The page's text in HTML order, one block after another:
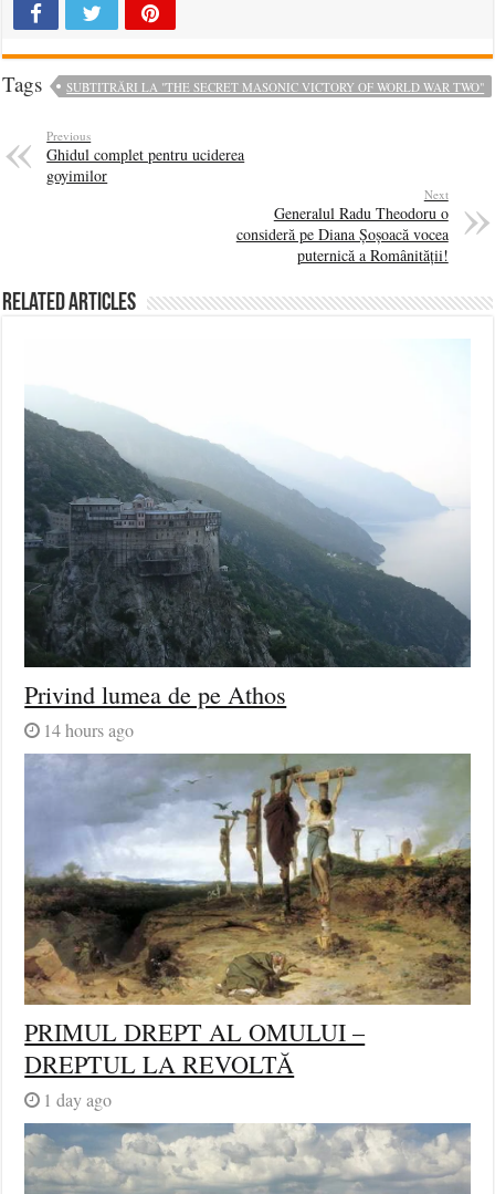
Tags SUBTITRĂRI LA "THE SECRET MASONIC VICTORY OF WORLD WAR TWO"
Previous
Ghidul complet pentru uciderea
goyimilor
Next
Generalul Radu Theodoru o
consideră pe Diana Șoșoacă vocea
puternică a Românității!
Related Articles
Privind lumea de pe Athos
14 hours ago
PRIMUL DREPT AL OMULUI –
DREPTUL LA REVOLTĂ
1 day ago